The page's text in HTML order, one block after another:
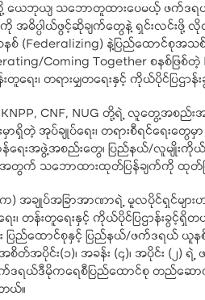
ယျ သဘောတူထားပေမယ့် ဖက်ဒရယ်စ
အဓိပ္ပါယ်ဖွင့်ဆိုချက်တွေနဲ့ ရှင်းလင်းဖို့
စ် (Federalizing) နဲ့ပြည်ထောင်စု
Coming Together စနစ်ဖြစ်
ရေး၊ တရားမျှတရေးနှင့် ကိုယ်ပိုင်ပြဌ
CNF, NUG တို့ရဲ့ လူတွေ့အစည်းအဝေ
ာရှိတဲ့ အုပ်ချုပ်ရေး၊ တရားစီရင်ရေးတွ
းအဖွဲ့အစည်းတွေ၊ ပြည်နယ်/လူမျိုးကိုယ်
အတွက် သဘောထားထုတ်ပြန်ချက်ကို ထုတ်
) အချုပ်အခြာအာဏာရဲ့ မူလပိုင်ရှင်မျာ
တန်းတူရေးနှင့် ကိုယ်ပိုင်ပြဌာန်းခွင့်ရှိ
ပြည်ထောင်စုနှင့် ပြည်နယ်/ဖက်ဒရယ် ယူ
စိတ်အပိုင်း(၁)၊ အခန်း (၄)၊ အပိုင်း (
ဖက်ဒရယ်ဒီမိုကရေစီပြည်ထောင်စု တည်ဆေ
ယ်။